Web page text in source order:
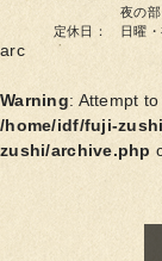
夜の部
定休日： 日曜・
arc
Warning: Attempt
/home/idf/fuji-
zushi/archive.php